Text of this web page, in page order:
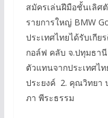
สมัครเล่นฝีมือชั้นเลิศ
รายการใหญ่ BMW
ประเทศไทยได้รับเกี
กอล์ฟ คลับ จ.ปทุมธา
ตัวแทนจากประเทศไ
ประยงค์ 2. คุณวิทยา
ภา พีระธรรม